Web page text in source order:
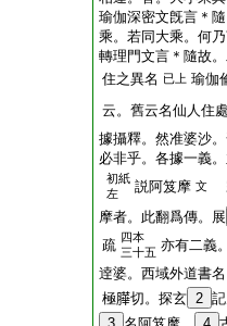
瑜伽深密文旣言＊
乘。若同大乘。何
轉理門文言＊隨故
住之異名 已上 瑜伽
云。舊云名仙人住
據攝釋。然准婆沙
必非乎。各據一義
初紙
左
説阿笈摩 文
摩者。此翻爲傳。展
疏 四本
三十五 亦有二義
逹婆。西域外道書
極𦠜切。探玄 2